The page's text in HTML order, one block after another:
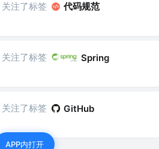
关注了标签 代码规范
关注了标签 Spring
关注了标签 GitHub
APP内打开